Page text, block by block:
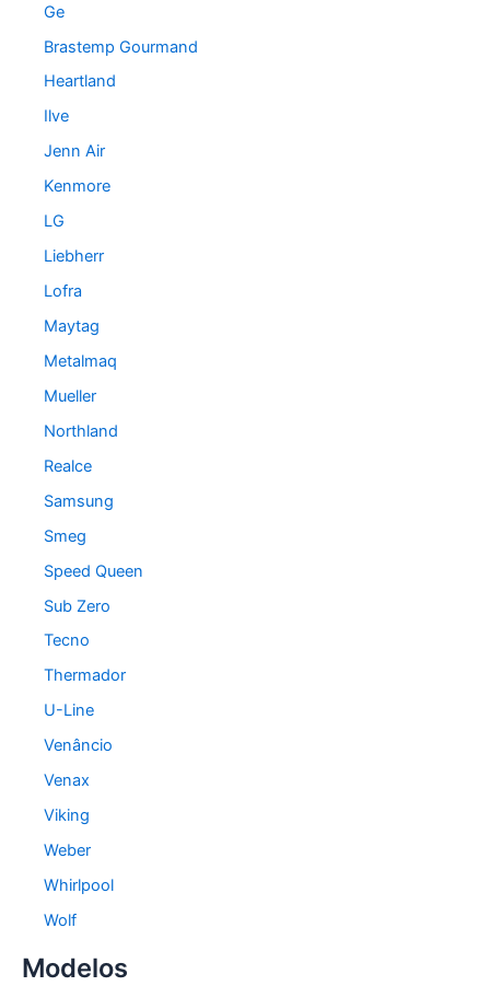
Ge
Brastemp Gourmand
Heartland
Ilve
Jenn Air
Kenmore
LG
Liebherr
Lofra
Maytag
Metalmaq
Mueller
Northland
Realce
Samsung
Smeg
Speed Queen
Sub Zero
Tecno
Thermador
U-Line
Venâncio
Venax
Viking
Weber
Whirlpool
Wolf
Modelos